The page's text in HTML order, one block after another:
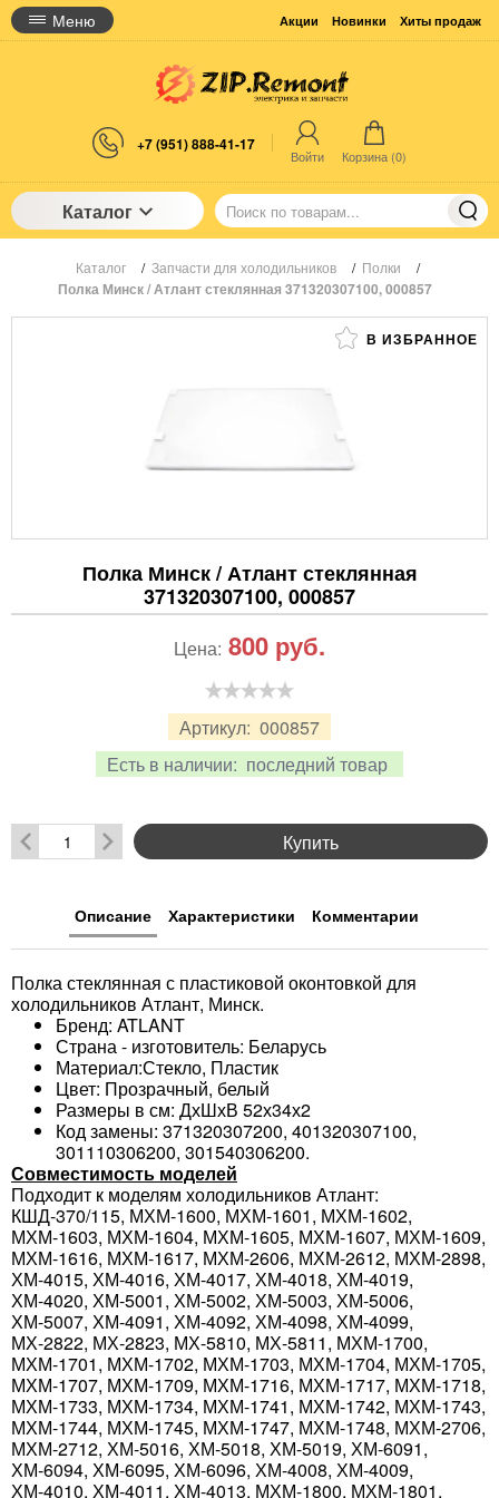
Меню Акции Новинки Хиты продаж
+7 (951) 888-41-17
Войти Корзина (0)
Каталог
Каталог / Запчасти для холодильников / Полки /
Полка Минск / Атлант стеклянная 371320307100, 000857
В ИЗБРАННОЕ
Полка Минск / Атлант стеклянная
371320307100, 000857
Артикул: 000857
Есть в наличии: последний товар
Цена: 800 руб.
Купить
Описание Характеристики Комментарии
Полка стеклянная с пластиковой оконтовкой для
холодильников Атлант, Минск.
Бренд: ATLANT
Страна - изготовитель: Беларусь
Материал:Стекло, Пластик
Цвет: Прозрачный, белый
Размеры в см: ДхШхВ 52х34х2
Код замены: 371320307200, 401320307100,
301110306200, 301540306200.
Совместимость моделей
Подходит к моделям холодильников Атлант:
КШД-370/115, МХМ-1600, МХМ-1601, МХМ-1602,
МХМ-1603, МХМ-1604, МХМ-1605, МХМ-1607, МХМ-1609,
МХМ-1616, МХМ-1617, МХМ-2606, МХМ-2612, МХМ-2898,
ХМ-4015, ХМ-4016, ХМ-4017, ХМ-4018, ХМ-4019,
ХМ-4020, ХМ-5001, ХМ-5002, ХМ-5003, ХМ-5006,
ХМ-5007, ХМ-4091, ХМ-4092, ХМ-4098, ХМ-4099,
МХ-2822, МХ-2823, МХ-5810, МХ-5811, МХМ-1700,
МХМ-1701, МХМ-1702, МХМ-1703, МХМ-1704, МХМ-1705,
МХМ-1707, МХМ-1709, МХМ-1716, МХМ-1717, МХМ-1718,
МХМ-1733, МХМ-1734, МХМ-1741, МХМ-1742, МХМ-1743,
МХМ-1744, МХМ-1745, МХМ-1747, МХМ-1748, МХМ-2706,
МХМ-2712, ХМ-5016, ХМ-5018, ХМ-5019, ХМ-6091,
ХМ-6094, ХМ-6095, ХМ-6096, ХМ-4008, ХМ-4009,
ХМ-4010, ХМ-4011, ХМ-4013, МХМ-1800, МХМ-1801,